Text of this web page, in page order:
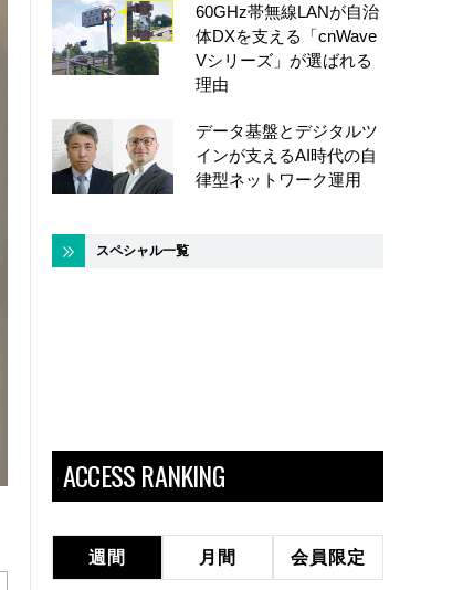
60GHz帯無線LANが自治
体DXを支える「cnWave
Vシリーズ」が選ばれる
理由
データ基盤とデジタルツ
インが支えるAI時代の自
律型ネットワーク運用
スペシャル一覧
ACCESS RANKING
週間 月間 会員限定